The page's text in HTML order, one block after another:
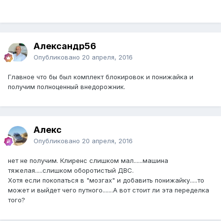
Александр56
Опубликовано 20 апреля, 2016
Главное что бы был комплект блокировок и понижайка и
получим полноценный внедорожник.
Алекс
Опубликовано 20 апреля, 2016
нет не получим. Клиренс слишком мал......машина
тяжелая.....слишком оборотистый ДВС.
Хотя если покопаться в "мозгах" и добавить понижайку.....то
может и выйдет чего путного.......А вот стоит ли эта переделка
того?